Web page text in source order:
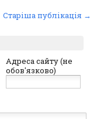
Старіша публікація →
Адреса сайту (не
обов'язково)